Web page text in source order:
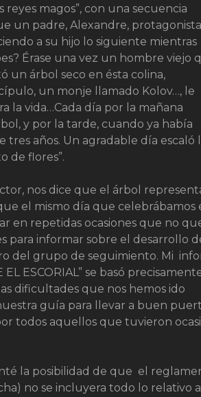
reyes magos”, con una secuencia
un padre, Alexandre,
a su hijo lo siguiente mientras
Érase una vez un hombre viejo
un árbol seco en ésta colina,
un monje llamado Kolov…, le
la vida…Cada día por la mañana
y por la tarde, cuando ya había
tres años. Un agradable día escaló
de flores”.
nos dice que el árbol
el mismo día que celebrábamos
en repetidas ocasiones que no
para informar sobre el desarrollo
del grupo de seguimiento. Mi
ESCORIAL” se basó
dificultades que nos hemos ido
guía para llevar a buen
todos aquellos que tuvieron
la posibilidad de que el
no se incluyera todo lo relativo